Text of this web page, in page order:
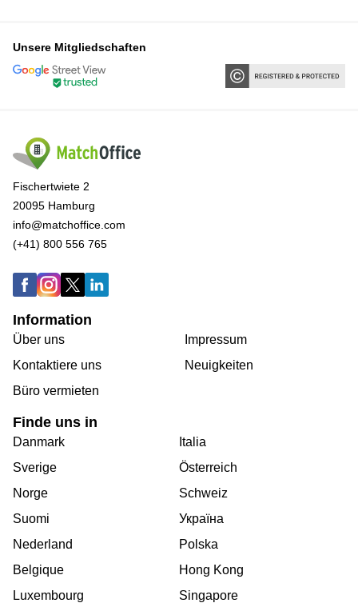
Unsere Mitgliedschaften
Fischertwiete 2
20095 Hamburg
info@matchoffice.com
(+41) 800 556 765
Information
Über uns
Kontaktiere uns
Büro vermieten
Impressum
Neuigkeiten
Finde uns in
Danmark
Sverige
Norge
Suomi
Nederland
Belgique
Luxembourg
Italia
Österreich
Schweiz
Україна
Polska
Hong Kong
Singapore